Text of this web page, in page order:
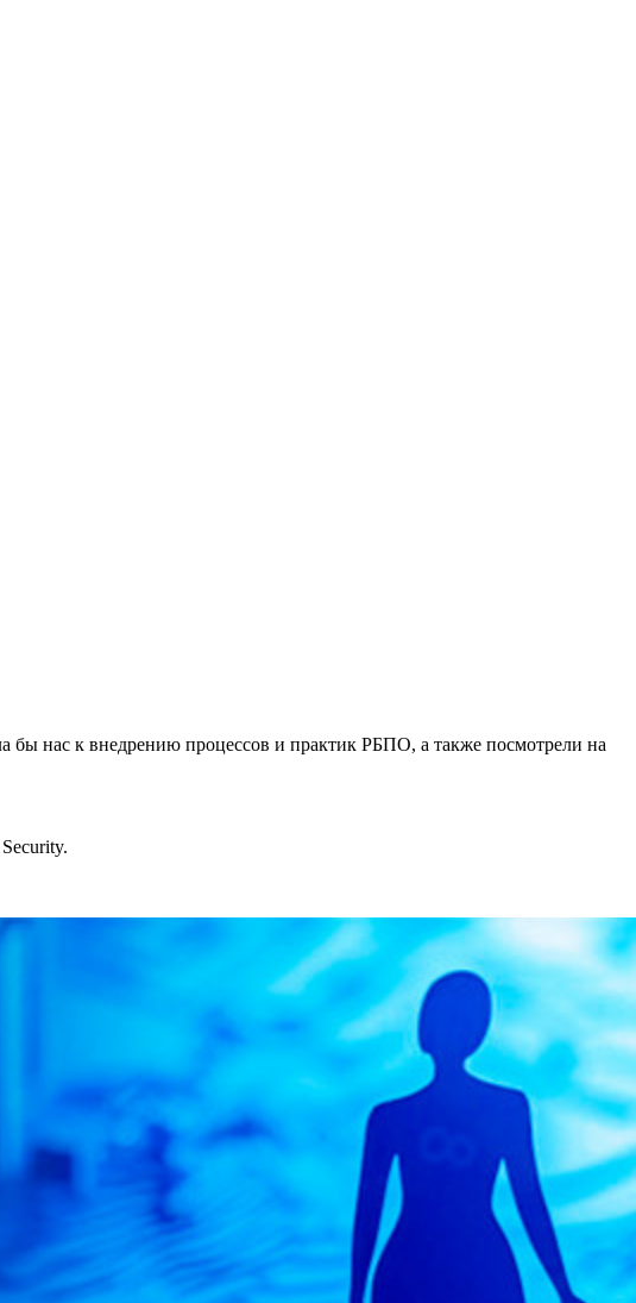
бы нас к внедрению процессов и практик РБПО, а также посмотрели на